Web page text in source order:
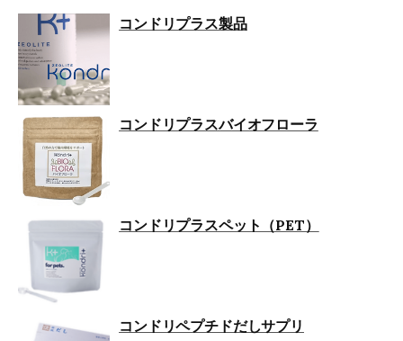
コンドリプラス製品
コンドリプラスバイオフローラ
コンドリプラスペット（PET）
コンドリペプチドだしサプリ